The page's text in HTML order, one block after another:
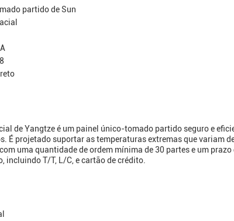
partido de Sun
de Yangtze é um painel único-tomado partido seguro e
É projetado suportar as temperaturas extremas que variam
uma quantidade de ordem mínima de 30 partes e um
incluindo T/T, L/C, e cartão de crédito.